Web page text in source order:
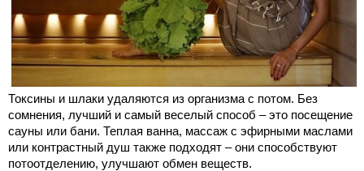
Токсины и шлаки удаляются из организма с потом. Без
сомнения, лучший и самый веселый способ – это посещение
сауны или бани. Теплая ванна, массаж с эфирными маслами
или контрастный душ также подходят – они способствуют
потоотделению, улучшают обмен веществ.